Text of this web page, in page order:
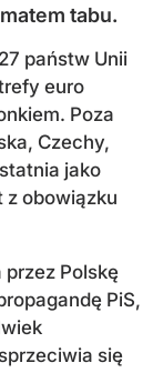
tabu.
państw Unii
euro
Poza
Czechy,
jako
obowiązku
przez Polskę
PiS,
się